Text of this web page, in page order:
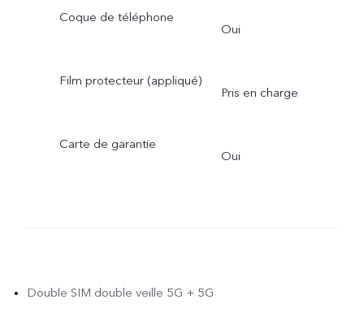
Coque de téléphone
Oui
Film protecteur (appliqué)
Pris en charge
Carte de garantie
Oui
Double SIM double veille 5G + 5G